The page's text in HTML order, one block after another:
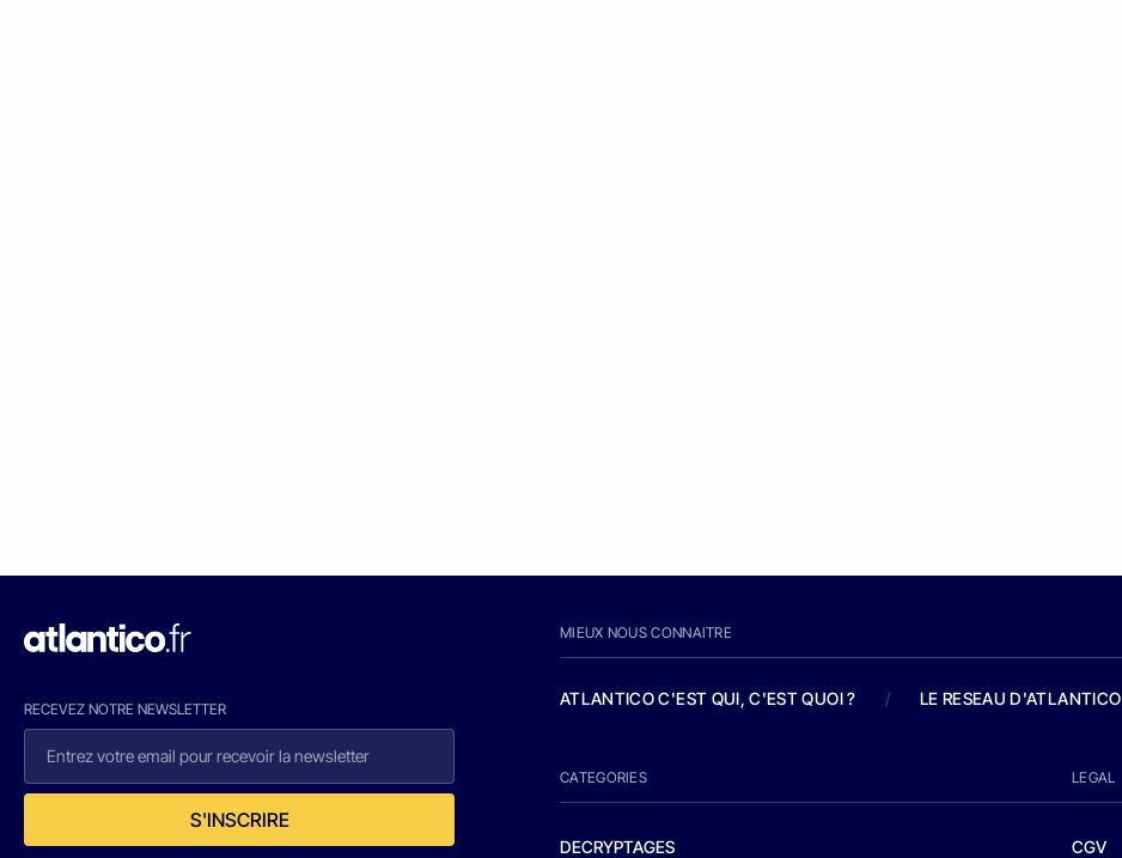
RECEVEZ NOTRE NEWSLETTER
S'INSCRIRE
MIEUX NOUS CONNAITRE
ATLANTICO C'EST QUI, C'EST QUOI ? / LE RESEAU D'ATLANTICO
CATEGORIES
DECRYPTAGES
LEGAL
CGV